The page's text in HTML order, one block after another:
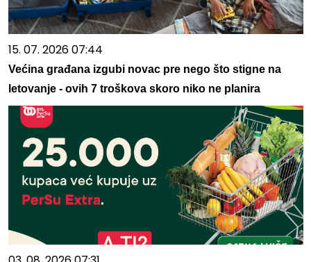
15. 07. 2026 07:44
Većina građana izgubi novac pre nego što stigne na
letovanje - ovih 7 troškova skoro niko ne planira